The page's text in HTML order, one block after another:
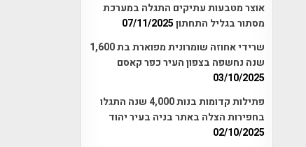
אוצר מטבעות עתיקים התגלה במערכת
מסתור בגליל התחתון07/11/2025
שרידי אחוזה שומרונית מפוארת בת 1,600
שנה נחשפה בצפון העיר כפר קאסם
03/10/2025
פתילות קדומות בנות 4,000 שנה התגלו
בחפירות הצלה באתר בניה בעיר יהוד
02/10/2025